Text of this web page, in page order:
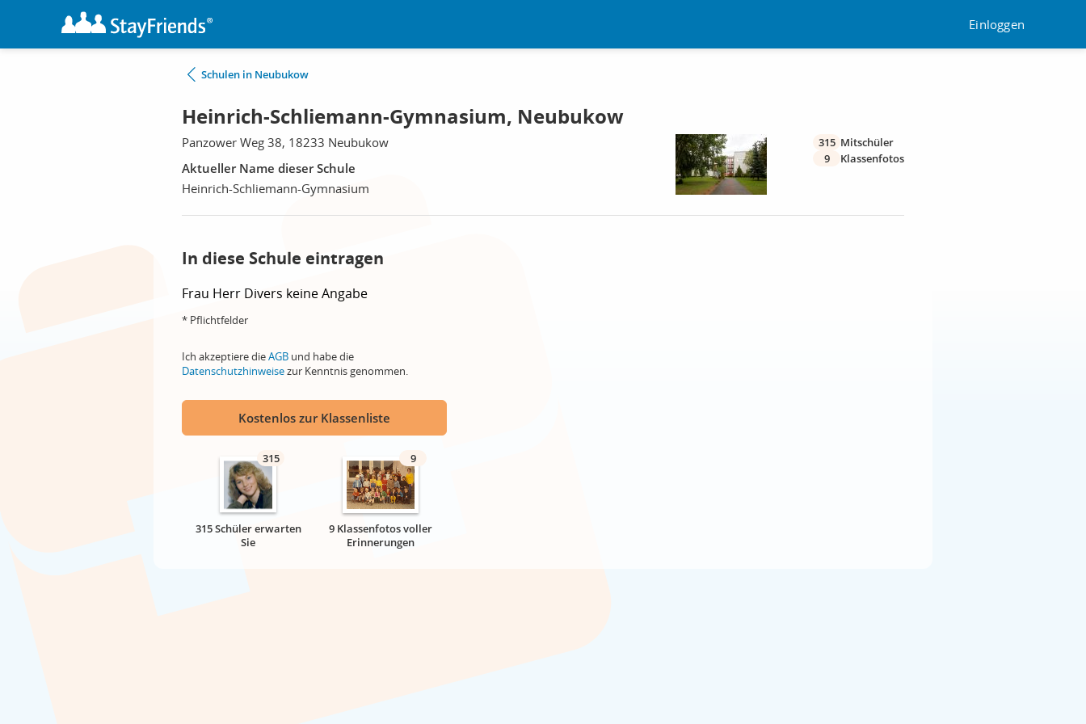
Einloggen
Schulen in Neubukow
Heinrich-Schliemann-Gymnasium, Neubukow
Panzower Weg 38, 18233 Neubukow
Aktueller Name dieser Schule
Heinrich-Schliemann-Gymnasium
315 Mitschüler
9
Klassenfotos
In diese Schule eintragen
Frau Herr Divers keine Angabe
* Pflichtfelder
Ich akzeptiere dieAGB und habe die
Datenschutzhinweisezur Kenntnis genommen.
Kostenlos zur Klassenliste
315
315 Schüler erwarten
Sie
9
9 Klassenfotos voller
Erinnerungen